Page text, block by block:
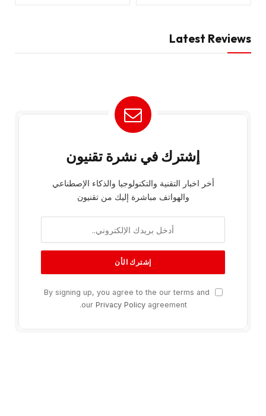
Latest Reviews
إشترك في نشرة تقنيون
أخر اخبار التقنية والتكنولوجيا والذكاء الإصطناعي
والهواتف مباشرة إليك من تقنيون
By signing up, you agree to the our terms and
our Privacy Policyagreement.